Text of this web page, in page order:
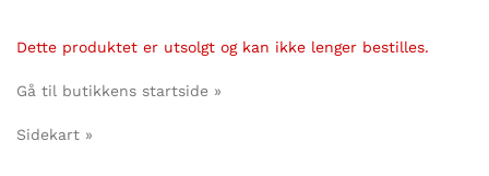
Dette produktet er utsolgt og kan ikke lenger bestilles.
Gå til butikkens startside »
Sidekart »